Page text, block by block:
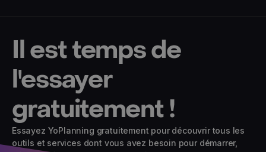
Il est temps de
l'essayer
gratuitement !
Essayez YoPlanning gratuitement pour découvrir tous les
outils et services dont vous avez besoin pour démarrer,